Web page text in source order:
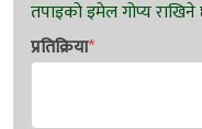
प्रतिक्रिया*